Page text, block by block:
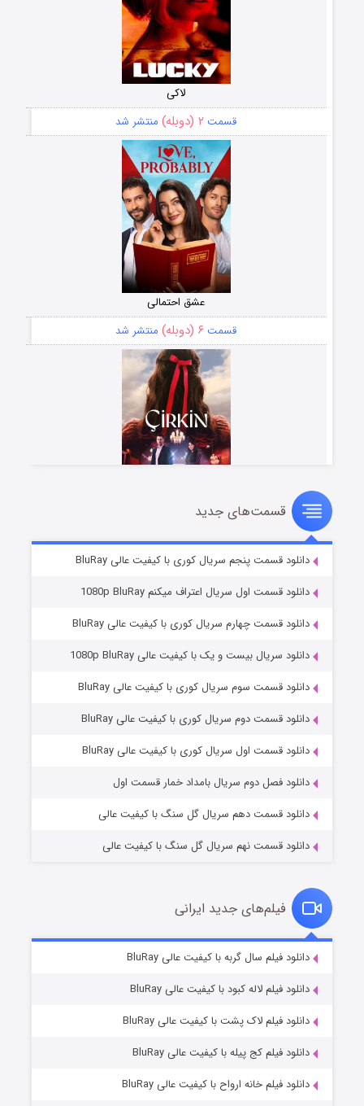
لاکی
قسمت ۲ (دوبله) منتشر شد
عشق احتمالی
قسمت ۶ (دوبله) منتشر شد
سریال زشت
قسمت۵ (زیرنویس) منتشر شد
وستی ها
قسمت۱ (زیرنویس) منتشر شد
قسمت۶ (زیرنویس) منتشر شد
قسمت‌های جدید
دانلود قسمت پنجم سریال کوری با کیفیت عالی BluRay
دانلود قسمت اول سریال اعتراف میکنم 1080p BluRay
دانلود قسمت چهارم سریال کوری با کیفیت عالی BluRay
دانلود سریال بیست و یک با کیفیت عالی 1080p BluRay
دانلود قسمت سوم سریال کوری با کیفیت عالی BluRay
دانلود قسمت دوم سریال کوری با کیفیت عالی BluRay
دانلود قسمت اول سریال کوری با کیفیت عالی BluRay
دانلود فصل دوم سریال بامداد خمار قسمت اول
دانلود قسمت دهم سریال گل سنگ با کیفیت عالی
دانلود قسمت نهم سریال گل سنگ با کیفیت عالی
فیلم‌های جدید ایرانی
دانلود فیلم سال گربه با کیفیت عالی BluRay
دانلود فیلم لاله کبود با کیفیت عالی BluRay
دانلود فیلم لاک پشت با کیفیت عالی BluRay
دانلود فیلم کج‌ پیله با کیفیت عالی BluRay
دانلود فیلم خانه ارواح با کیفیت عالی BluRay